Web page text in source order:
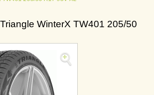
WinterX TW401
Advantex TC101
ConneX VAN TV701
EffeXSport TH202
WinterX TW401 205/50